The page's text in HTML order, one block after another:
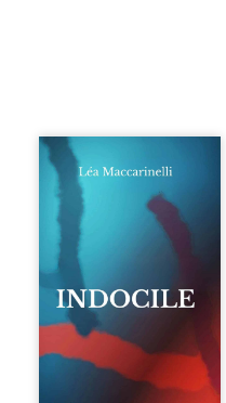
Quatre parties.
Quatre refus.
Quatre visages
d’une existence en
friction. Entre les
silences qu’on ne
déchiffre pas, les
amours qu’on
dérange, les corps
qu’on administre
et les liens qu’on
sabote, cet
ouvrage parle à